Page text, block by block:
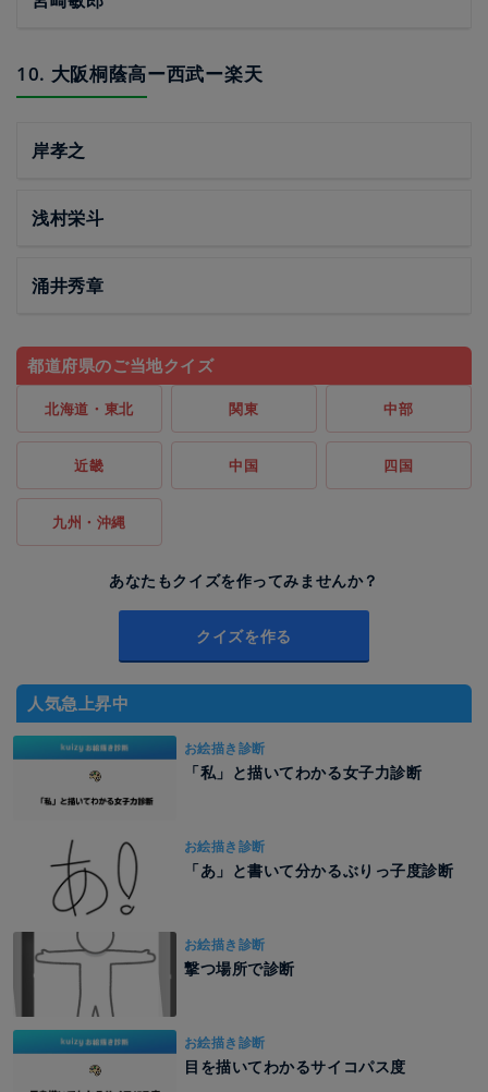
10. 大阪桐蔭高ー西武ー楽天
岸孝之
浅村栄斗
涌井秀章
都道府県のご当地クイズ
北海道・東北 関東 中部
近畿 中国 四国
九州・沖縄
あなたもクイズを作ってみませんか？
クイズを作る
人気急上昇中
お絵描き診断
「私」と描いてわかる女子力診断
お絵描き診断
「あ」と書いて分かるぶりっ子度診断
お絵描き診断
撃つ場所で診断
お絵描き診断
目を描いてわかるサイコパス度